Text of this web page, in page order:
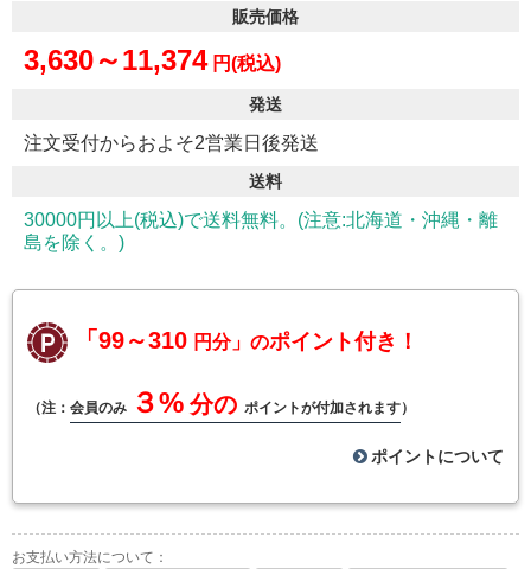
販売価格
3,630～11,374 円(税込)
発送
注文受付からおよそ2営業日後発送
送料
30000円以上(税込)で送料無料。(注意:北海道・沖縄・離
島を除く。)
「99～310 円分」のポイント付き！
（注： 会員のみ ３% 分の ポイントが付加されます）
ポイントについて
お支払い方法について：